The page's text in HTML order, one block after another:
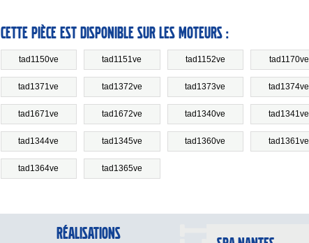
Cette pièce est disponible sur les moteurs :
tad1150ve tad1151ve tad1152ve tad1170ve
tad1371ve tad1372ve tad1373ve tad1374ve
tad1671ve tad1672ve tad1340ve tad1341ve
tad1344ve tad1345ve tad1360ve tad1361ve
tad1364ve tad1365ve
Réalisations